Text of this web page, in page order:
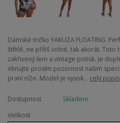
Dámské tričko YAKUZA FLOATING.
štíhlé, ne příliš volné, tak akorát. Toto
zakřivený lem a vintage potisk. Je
Věnujte prosím pozornost našim
praní níže. Model je vysok... celý popis
Dostupnost
Skladem
Velikost